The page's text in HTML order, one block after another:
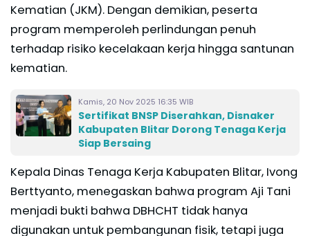
Kematian (JKM). Dengan demikian, peserta
program memperoleh perlindungan penuh
terhadap risiko kecelakaan kerja hingga santunan
kematian.
Kamis, 20 Nov 2025 16:35 WIB
Sertifikat BNSP Diserahkan, Disnaker
Kabupaten Blitar Dorong Tenaga Kerja
Siap Bersaing
Kepala Dinas Tenaga Kerja Kabupaten Blitar, Ivong
Berttyanto, menegaskan bahwa program Aji Tani
menjadi bukti bahwa DBHCHT tidak hanya
digunakan untuk pembangunan fisik, tetapi juga